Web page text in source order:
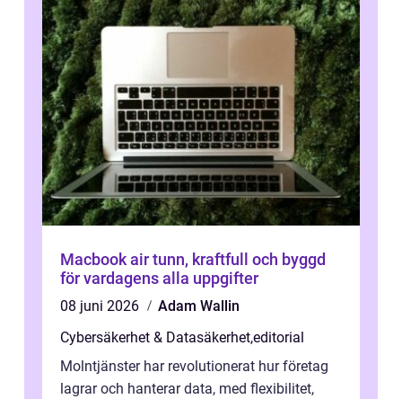
Macbook air tunn, kraftfull och byggd
för vardagens alla uppgifter
08 juni 2026
Adam Wallin
Cybersäkerhet & Datasäkerhet,editorial
Molntjänster har revolutionerat hur företag
lagrar och hanterar data, med flexibilitet,